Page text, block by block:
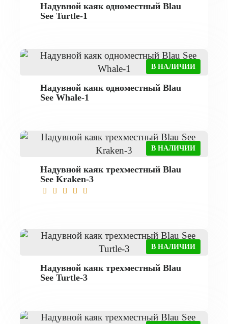
Надувной каяк одноместный Blau
See Turtle-1
В НАЛИЧИИ
Надувной каяк одноместный Blau
See Whale-1
В НАЛИЧИИ
Надувной каяк трехместный Blau
See Kraken-3
В НАЛИЧИИ
Надувной каяк трехместный Blau
See Turtle-3